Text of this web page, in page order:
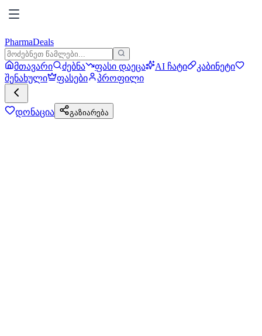
PharmaDeals
მთავარი ძებნა ფასი დაეცა AI ჩატი
კაბინეტი
შენახული
ფასები პროფილი
დონაცია გაზიარება